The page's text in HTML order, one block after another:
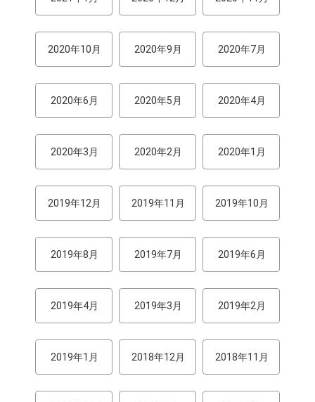
2020年10月 2020年9月 2020年7月
2020年6月 2020年5月 2020年4月
2020年3月 2020年2月 2020年1月
2019年12月 2019年11月 2019年10月
2019年8月 2019年7月 2019年6月
2019年4月 2019年3月 2019年2月
2019年1月 2018年12月 2018年11月